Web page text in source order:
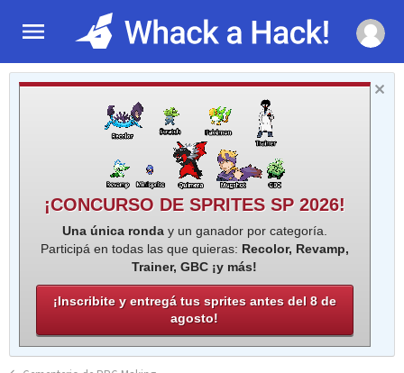
¡CONCURSO DE SPRITES SP 2026!
Una única ronday un ganador por categoría.
Participá en todas las que quieras: Recolor, Revamp,
Trainer, GBC ¡y más!
¡Inscribite y entregá tus sprites antes del 8 de
agosto!